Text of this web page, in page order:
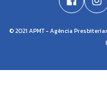
© 2021 APMT - Agência